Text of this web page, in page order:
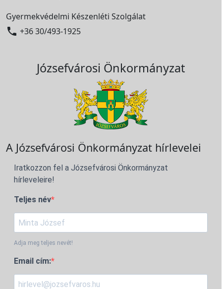
Gyermekvédelmi Készenléti Szolgálat
 +36 30/493-1925
Józsefvárosi Önkormányzat
A Józsefvárosi Önkormányzat hírlevelei
Iratkozzon fel a Józsefvárosi Önkormányzat
hírleveleire!
Teljes név
Adja meg teljes nevét!
Email cím: